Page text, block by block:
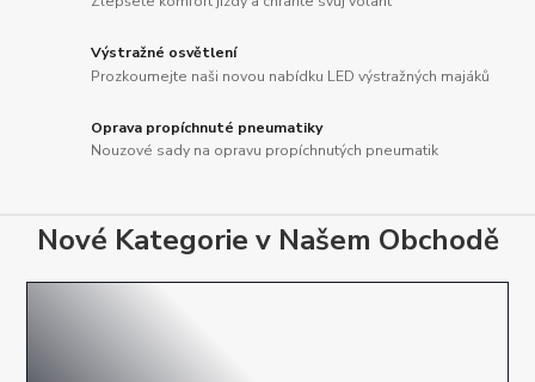
Výstražné osvětlení
Prozkoumejte naši novou nabídku LED výstražných majáků
Oprava propíchnuté pneumatiky
Nouzové sady na opravu propíchnutých pneumatik
Nové Kategorie v Našem Obchodě